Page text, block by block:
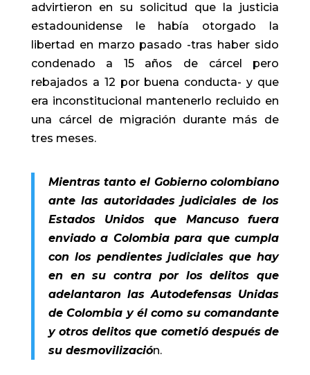
advirtieron en su solicitud que la justicia
estadounidense le había otorgado la
libertad en marzo pasado -tras haber sido
condenado a 15 años de cárcel pero
rebajados a 12 por buena conducta- y que
era inconstitucional mantenerlo recluido en
una cárcel de migración durante más de
tres meses.
Mientras tanto el Gobierno colombiano
ante las autoridades judiciales de los
Estados Unidos que Mancuso fuera
enviado a Colombia para que cumpla
con los pendientes judiciales que hay
en en su contra por los delitos que
adelantaron las Autodefensas Unidas
de Colombia y él como su comandante
y otros delitos que cometió después de
su desmovilización.